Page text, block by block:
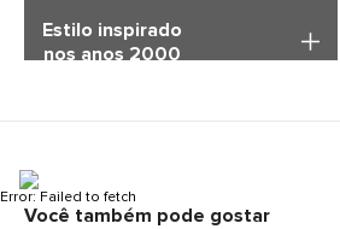
Peso: 405 gramas.
Estilo inspirado
nos anos 2000
Error: Failed to fetch
Você também pode gostar